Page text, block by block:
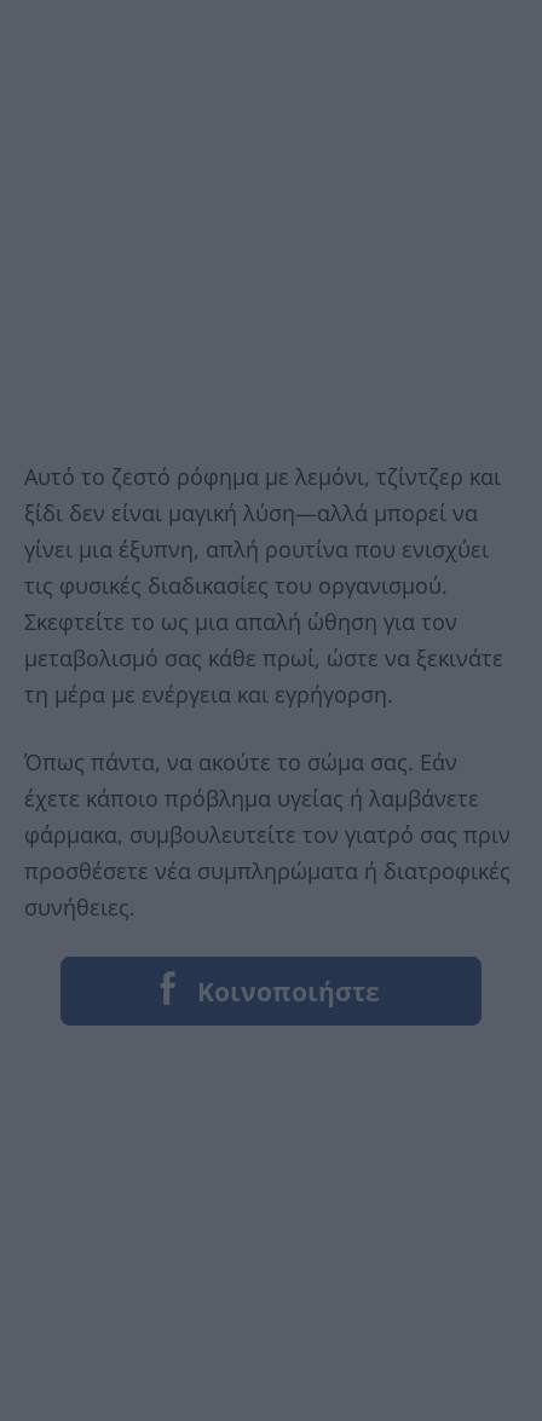
Αυτό το ζεστό ρόφημα με λεμόνι, τζίντζερ και
ξίδι δεν είναι μαγική λύση—αλλά μπορεί να
γίνει μια έξυπνη, απλή ρουτίνα που ενισχύει
τις φυσικές διαδικασίες του οργανισμού.
Σκεφτείτε το ως μια απαλή ώθηση για τον
μεταβολισμό σας κάθε πρωί, ώστε να ξεκινάτε
τη μέρα με ενέργεια και εγρήγορση.
Όπως πάντα, να ακούτε το σώμα σας. Εάν
έχετε κάποιο πρόβλημα υγείας ή λαμβάνετε
φάρμακα, συμβουλευτείτε τον γιατρό σας πριν
προσθέσετε νέα συμπληρώματα ή διατροφικές
συνήθειες.